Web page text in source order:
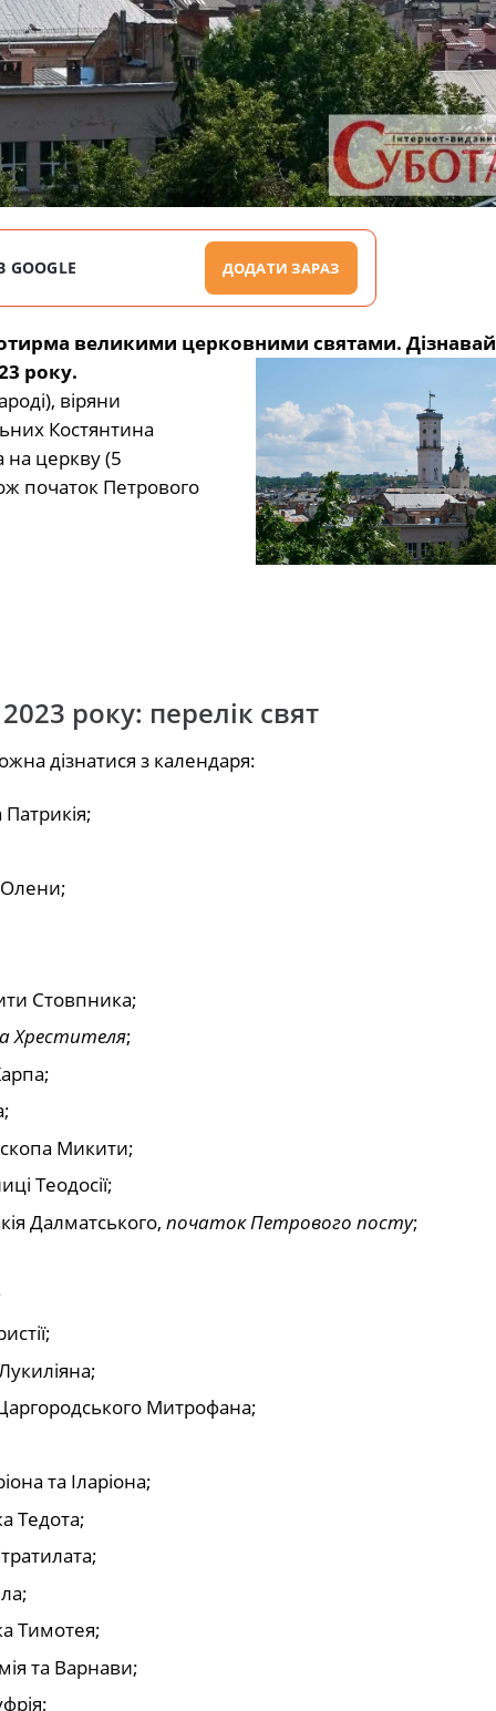
ДОДАТИ ЗАРАЗ
великими церковними святами.
року.
віряни
Костянтина
церкву (5
початок Петрового
року: перелік свят
дізнатися з календаря:
Стовпника;
Хрестителя;
Микити;
Теодосії;
Далматського, початок Петрового посту;
Митрофана;
та Іларіона;
Тедота;
Тимотея;
та Варнави;